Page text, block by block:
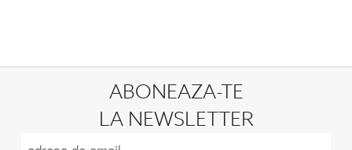
ABONEAZA-TE
LA NEWSLETTER